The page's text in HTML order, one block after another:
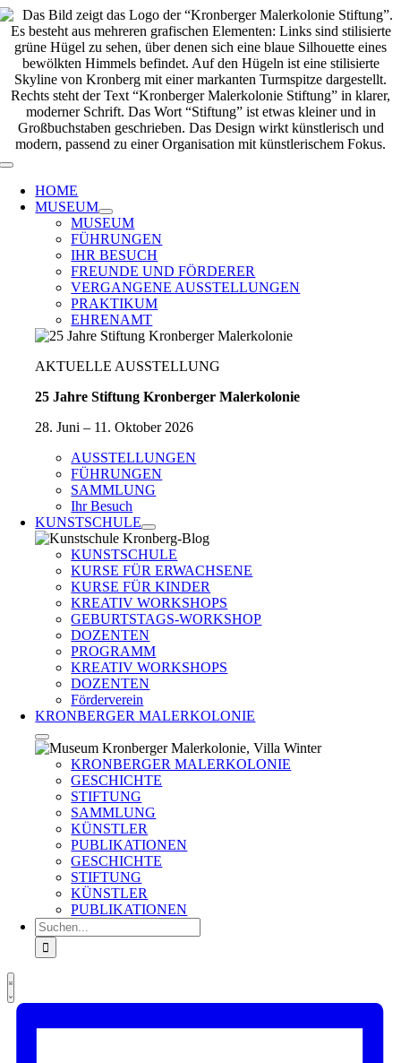
Zum
Inhalt
springen
Toggle
Navigation
HOME
MUSEUM
MUSEUM
FÜHRUNGEN
IHR BESUCH
FREUNDE UND FÖRDERER
VERGANGENE AUSSTELLUNGEN
PRAKTIKUM
EHRENAMT
AKTUELLE AUSSTELLUNG
25 Jahre Stiftung Kronberger Malerkolonie
28. Juni – 11. Oktober 2026
AUSSTELLUNGEN
FÜHRUNGEN
SAMMLUNG
Ihr Besuch
KUNSTSCHULE
KUNSTSCHULE
KURSE FÜR ERWACHSENE
KURSE FÜR KINDER
KREATIV WORKSHOPS
GEBURTSTAGS-WORKSHOP
DOZENTEN
PROGRAMM
KREATIV WORKSHOPS
DOZENTEN
Förderverein
KRONBERGER MALERKOLONIE
KRONBERGER MALERKOLONIE
GESCHICHTE
STIFTUNG
SAMMLUNG
KÜNSTLER
PUBLIKATIONEN
GESCHICHTE
STIFTUNG
KÜNSTLER
PUBLIKATIONEN
Suche
nach:
Veranstaltungen
Ansichten-
Navigation
Veranstaltung
Ansichten-
Liste